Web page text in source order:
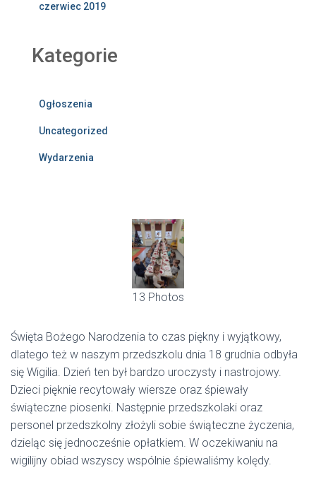
czerwiec 2019
Kategorie
Ogłoszenia
Uncategorized
Wydarzenia
13 Photos
Święta Bożego Narodzenia to czas piękny i wyjątkowy,
dlatego też w naszym przedszkolu dnia 18 grudnia odbyła
się Wigilia. Dzień ten był bardzo uroczysty i nastrojowy.
Dzieci pięknie recytowały wiersze oraz śpiewały
świąteczne piosenki. Następnie przedszkolaki oraz
personel przedszkolny złożyli sobie świąteczne życzenia,
dzieląc się jednocześnie opłatkiem. W oczekiwaniu na
wigilijny obiad wszyscy wspólnie śpiewaliśmy kolędy.